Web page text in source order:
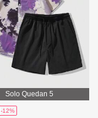
Solo Quedan 5
-12%